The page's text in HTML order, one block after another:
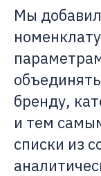
Мы
бренду,
и тем
списки из